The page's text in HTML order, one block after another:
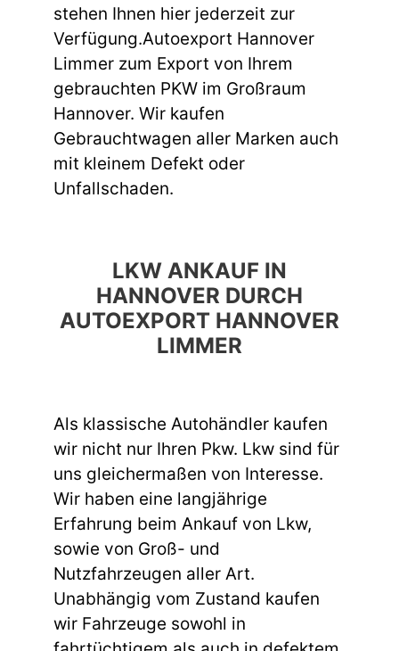
stehen Ihnen hier jederzeit zur
Verfügung.Autoexport Hannover
Limmer zum Export von Ihrem
gebrauchten PKW im Großraum
Hannover. Wir kaufen
Gebrauchtwagen aller Marken auch
mit kleinem Defekt oder
Unfallschaden.
LKW ANKAUF IN
HANNOVER DURCH
AUTOEXPORT HANNOVER
LIMMER
Als klassische Autohändler kaufen
wir nicht nur Ihren Pkw. Lkw sind für
uns gleichermaßen von Interesse.
Wir haben eine langjährige
Erfahrung beim Ankauf von Lkw,
sowie von Groß- und
Nutzfahrzeugen aller Art.
Unabhängig vom Zustand kaufen
wir Fahrzeuge sowohl in